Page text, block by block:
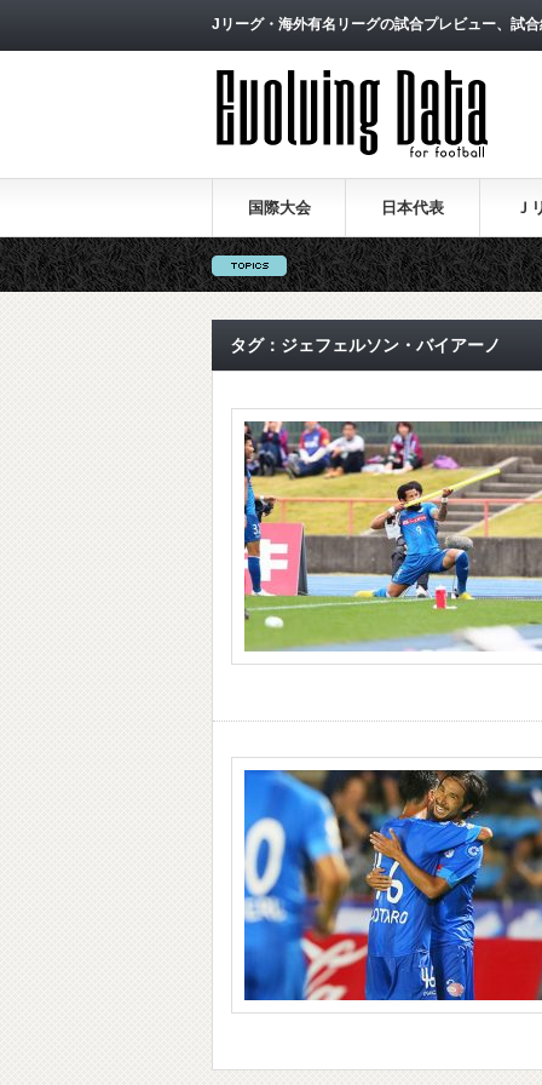
Jリーグ・海外有名リーグの試合プレビュー、試
国際大会 日本代表 Ｊ
タグ：ジェフェルソン・バイアーノ